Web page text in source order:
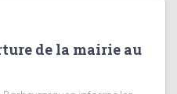
de la mairie au